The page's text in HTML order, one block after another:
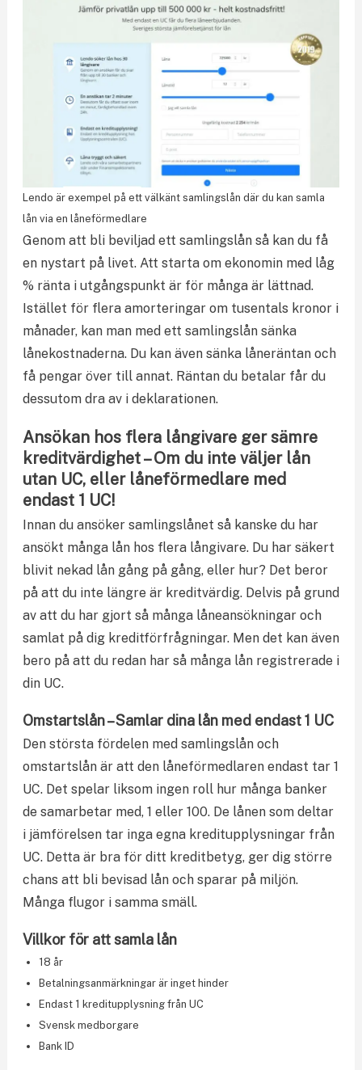
Lendo är exempel på ett välkänt samlingslån där du kan samla
lån via en låneförmedlare
Genom att bli beviljad ett samlingslån så kan du få
en nystart på livet. Att starta om ekonomin med låg
% ränta i utgångspunkt är för många är lättnad.
Istället för flera amorteringar om tusentals kronor i
månader, kan man med ett samlingslån sänka
lånekostnaderna. Du kan även sänka låneräntan och
få pengar över till annat. Räntan du betalar får du
dessutom dra av i deklarationen.
Ansökan hos flera långivare ger sämre
kreditvärdighet – Om du inte väljer lån
utan UC, eller låneförmedlare med
endast 1 UC!
Innan du ansöker samlingslånet så kanske du har
ansökt många lån hos flera långivare. Du har säkert
blivit nekad lån gång på gång, eller hur? Det beror
på att du inte längre är kreditvärdig. Delvis på grund
av att du har gjort så många låneansökningar och
samlat på dig kreditförfrågningar. Men det kan även
bero på att du redan har så många lån registrerade i
din UC.
Omstartslån – Samlar dina lån med endast 1 UC
Den största fördelen med samlingslån och
omstartslån är att den låneförmedlaren endast tar 1
UC. Det spelar liksom ingen roll hur många banker
de samarbetar med, 1 eller 100. De lånen som deltar
i jämförelsen tar inga egna kreditupplysningar från
UC. Detta är bra för ditt kreditbetyg, ger dig större
chans att bli bevisad lån och sparar på miljön.
Många flugor i samma smäll.
Villkor för att samla lån
18 år
Betalningsanmärkningar är inget hinder
Endast 1 kreditupplysning från UC
Svensk medborgare
Bank ID